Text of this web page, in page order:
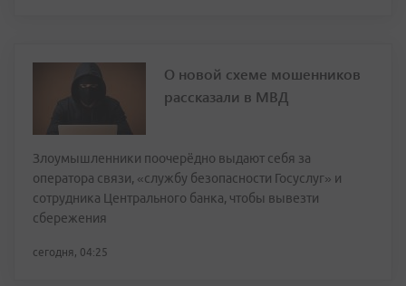
О новой схеме мошенников
рассказали в МВД
Злоумышленники поочерёдно выдают себя за
оператора связи, «службу безопасности Госуслуг» и
сотрудника Центрального банка, чтобы вывезти
сбережения
сегодня, 04:25